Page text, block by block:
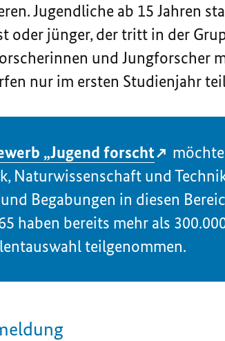
Jugendliche ab 15 Jahren
oder jünger, der tritt in der
und Jungforscher
nur im ersten Studienjahr
„Jugend forscht
Naturwissenschaft und
Begabungen in diesen
haben bereits mehr als
teilgenommen.